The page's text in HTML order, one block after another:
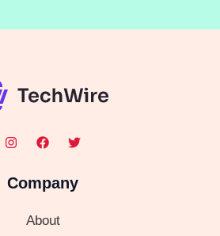
Company
About